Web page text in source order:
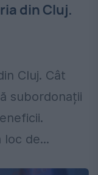
din Cluj.
Cluj. Cât
subordonații
loc de...